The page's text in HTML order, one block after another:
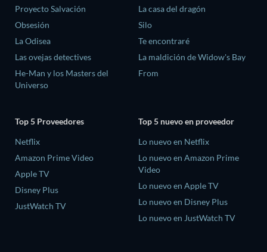
Proyecto Salvación
Obsesión
La Odisea
Las ovejas detectives
He-Man y los Masters del
Universo
La casa del dragón
Silo
Te encontraré
La maldición de Widow's Bay
From
Top 5 Proveedores
Netflix
Amazon Prime Video
Apple TV
Disney Plus
JustWatch TV
Top 5 nuevo en proveedor
Lo nuevo en Netflix
Lo nuevo en Amazon Prime
Video
Lo nuevo en Apple TV
Lo nuevo en Disney Plus
Lo nuevo en JustWatch TV